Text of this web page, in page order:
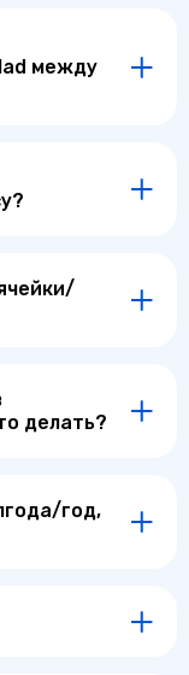
между
делать?
год,